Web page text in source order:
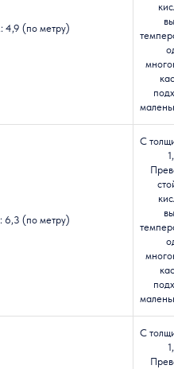
4,9 (по метру)
6,3 (по метру)
С
С